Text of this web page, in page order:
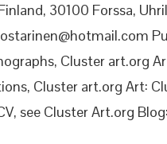
30100 Forssa,
Cluster art.org
Cluster art.org Art:
see Cluster Art.org